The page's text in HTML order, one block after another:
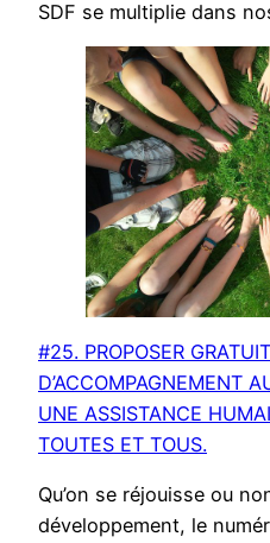
SDF se multiplie dans
#25. PROPOSER
D’ACCOMPAGNEMENT
UNE ASSISTANCE
TOUTES ET TOUS.
Qu’on se réjouisse ou
développement, le